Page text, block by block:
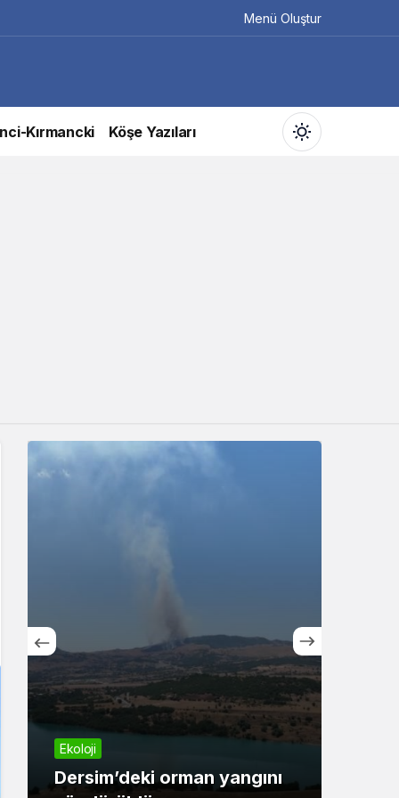
Menü Oluştur
Kırmancki Köşe Yazıları
Ekoloji
Dersim’deki orman yangını